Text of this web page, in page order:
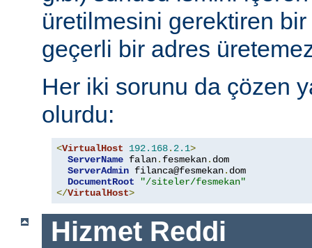
üretilmesini gerektiren
geçerli bir adres
Her iki sorunu da çözen
olurdu:
<VirtualHost 192.168. 2.1>
ServerName falan. fesmekan. dom
ServerAdmin filanca@fesmekan. dom
DocumentRoot
"/siteler/fesmekan"
</VirtualHost>
Hizmet Reddi